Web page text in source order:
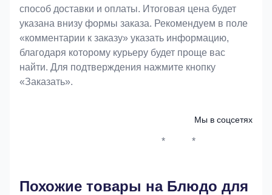
способ доставки и оплаты. Итоговая цена будет
указана внизу формы заказа. Рекомендуем в поле
«комментарии к заказу» указать информацию,
благодаря которому курьеру будет проще вас
найти. Для подтверждения нажмите кнопку
«Заказать».
Мы в соцсетях
* *
Похожие товары на Блюдо для